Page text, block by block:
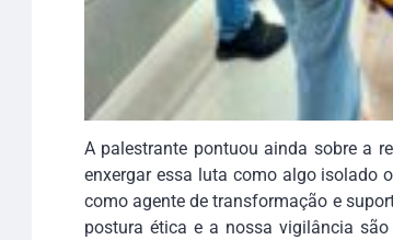
A palestrante pontuou ainda sobre a
enxergar essa luta como algo isolado
como agente de transformação e
postura ética e a nossa vigilância